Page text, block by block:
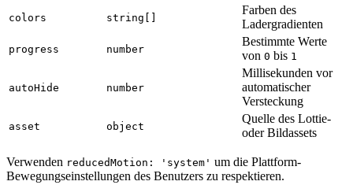
colors string[]
Farben des
Ladergradienten
progress number
Bestimmte Werte
von 0 bis 1
autoHide number
Millisekunden vor
automatischer
Versteckung
asset object
Quelle des Lottie-
oder Bildassets
Verwenden reducedMotion: 'system' um die Plattform-
Bewegungseinstellungen des Benutzers zu respektieren.